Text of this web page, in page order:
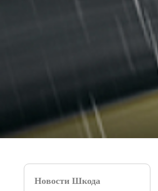
Новости Шкода